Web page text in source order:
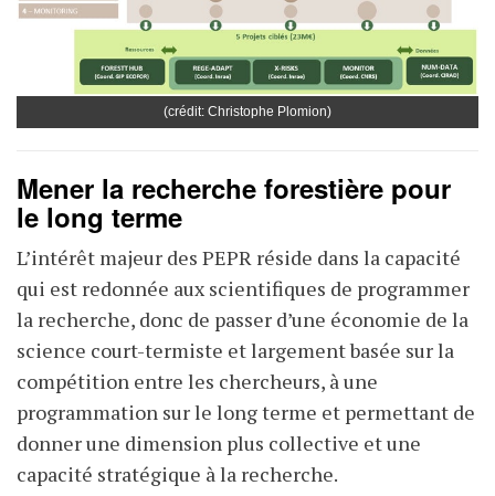
(crédit: Christophe Plomion)
Mener la recherche forestière pour
le long terme
L’intérêt majeur des PEPR réside dans la capacité
qui est redonnée aux scientifiques de programmer
la recherche, donc de passer d’une économie de la
science court-termiste et largement basée sur la
compétition entre les chercheurs, à une
programmation sur le long terme et permettant de
donner une dimension plus collective et une
capacité stratégique à la recherche.